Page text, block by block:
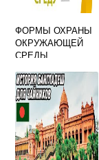
ФОРМЫ ОХРАНЫ
ОКРУЖАЮЩЕЙ
СРЕДЫ